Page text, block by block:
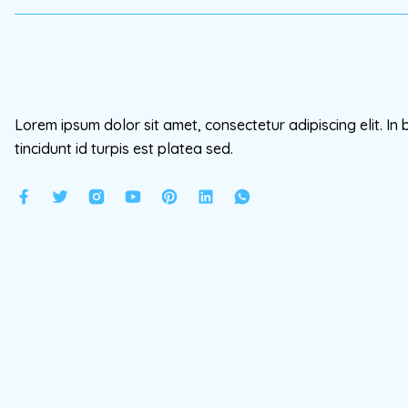
Lorem ipsum dolor sit amet, consectetur adipiscing elit. In
tincidunt id turpis est platea sed.